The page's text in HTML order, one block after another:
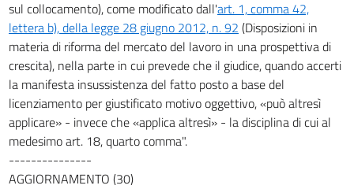
sul collocamento), come modificato dall'art. 1, comma 42,
lettera b), della legge 28 giugno 2012, n. 92 (Disposizioni in
materia di riforma del mercato del lavoro in una prospettiva di
crescita), nella parte in cui prevede che il giudice, quando accerti
la manifesta insussistenza del fatto posto a base del
licenziamento per giustificato motivo oggettivo, «può altresì
applicare» - invece che «applica altresì» - la disciplina di cui al
medesimo art. 18, quarto comma".
---------------
AGGIORNAMENTO (30)